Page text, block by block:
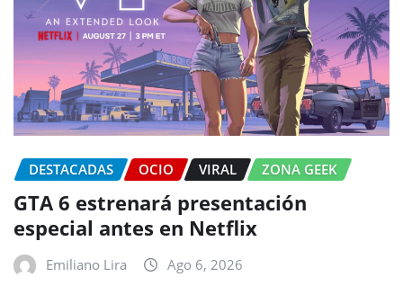
DESTACADAS OCIO VIRAL ZONA GEEK
GTA 6 estrenará presentación
especial antes en Netflix
Emiliano Lira Ago 6, 2026